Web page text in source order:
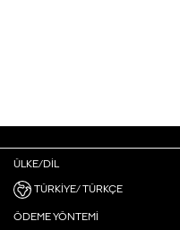
ÜLKE/DIL
TÜRKIYE/ TÜRKÇE
ÖDEME YÖNTEMI